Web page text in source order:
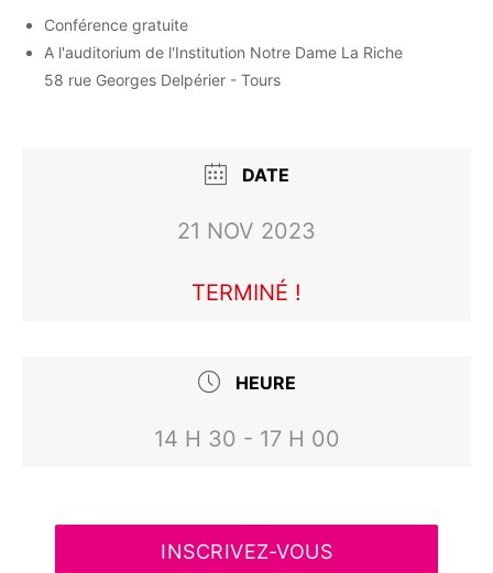
Conférence gratuite
A l'auditorium de l'Institution Notre Dame La Riche
58 rue Georges Delpérier - Tours
DATE
21 NOV 2023
TERMINÉ !
HEURE
14 H 30 - 17 H 00
INSCRIVEZ-VOUS